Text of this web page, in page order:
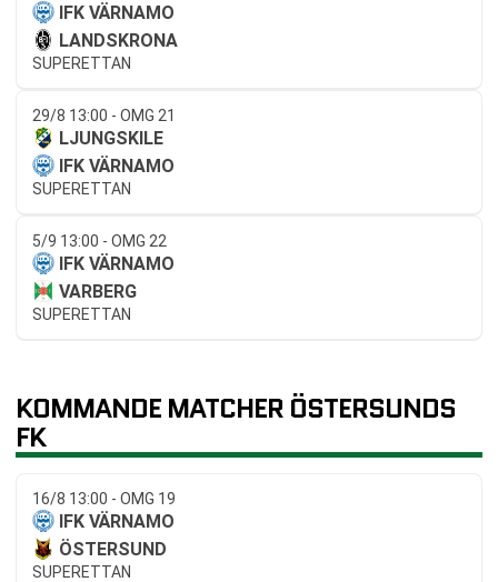
IFK VÄRNAMO
LANDSKRONA
SUPERETTAN
29/8 13:00 - OMG 21
LJUNGSKILE
IFK VÄRNAMO
SUPERETTAN
5/9 13:00 - OMG 22
IFK VÄRNAMO
VARBERG
SUPERETTAN
KOMMANDE MATCHER ÖSTERSUNDS
FK
16/8 13:00 - OMG 19
IFK VÄRNAMO
ÖSTERSUND
SUPERETTAN